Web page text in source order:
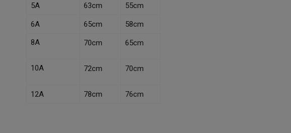
5A 63cm 55cm
6A 65cm
58cm
8A
70cm 65cm
10A 72cm 70cm
12A 78cm 76cm